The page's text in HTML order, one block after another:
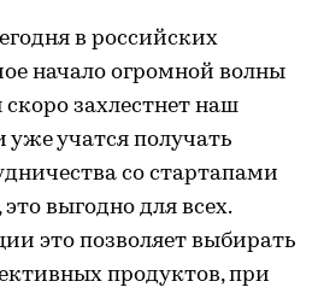
в российских
начало огромной волны
скоро захлестнет наш
учатся получать
со стартапами
выгодно для всех.
это позволяет выбирать
продуктов, при